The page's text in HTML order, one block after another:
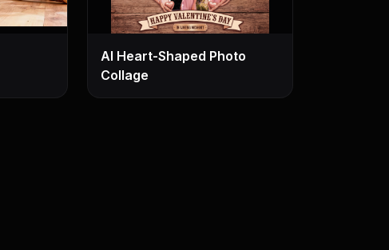
AI Heart-Shaped Photo
Collage